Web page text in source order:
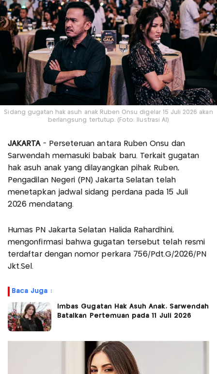
Sidang gugatan hak asuh anak Ruben Onsu digelar 15 Juli 2026 akan
berlangsung tertutup. (Foto: Ilustrasi AI)
JAKARTA - Perseteruan antara Ruben Onsu dan
Sarwendah memasuki babak baru. Terkait gugatan
hak asuh anak yang dilayangkan pihak Ruben,
Pengadilan Negeri (PN) Jakarta Selatan telah
menetapkan jadwal sidang perdana pada 15 Juli
2026 mendatang.
Humas PN Jakarta Selatan Halida Rahardhini,
mengonfirmasi bahwa gugatan tersebut telah resmi
terdaftar dengan nomor perkara 756/Pdt.G/2026/PN
Jkt.Sel.
Baca Juga :
Imbas Gugatan Hak Asuh Anak, Sarwendah
Batalkan Pertemuan pada 11 Juli 2026